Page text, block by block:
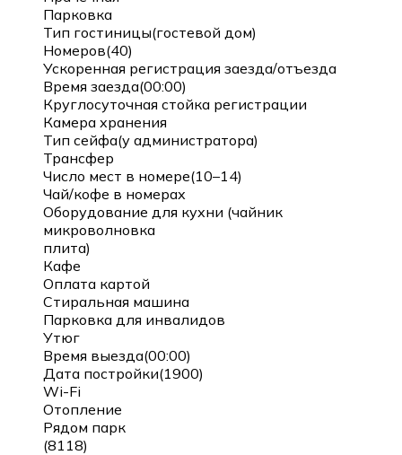
Парковка
Тип гостиницы(гостевой дом)
Номеров(40)
Ускоренная регистрация заезда/отъезда
Время заезда(00:00)
Круглосуточная стойка регистрации
Камера хранения
Тип сейфа(у администратора)
Трансфер
Число мест в номере(10–14)
Чай/кофе в номерах
Оборудование для кухни (чайник
микроволновка
плита)
Кафе
Оплата картой
Стиральная машина
Парковка для инвалидов
Утюг
Время выезда(00:00)
Дата постройки(1900)
Wi-Fi
Отопление
Рядом парк
(8118)